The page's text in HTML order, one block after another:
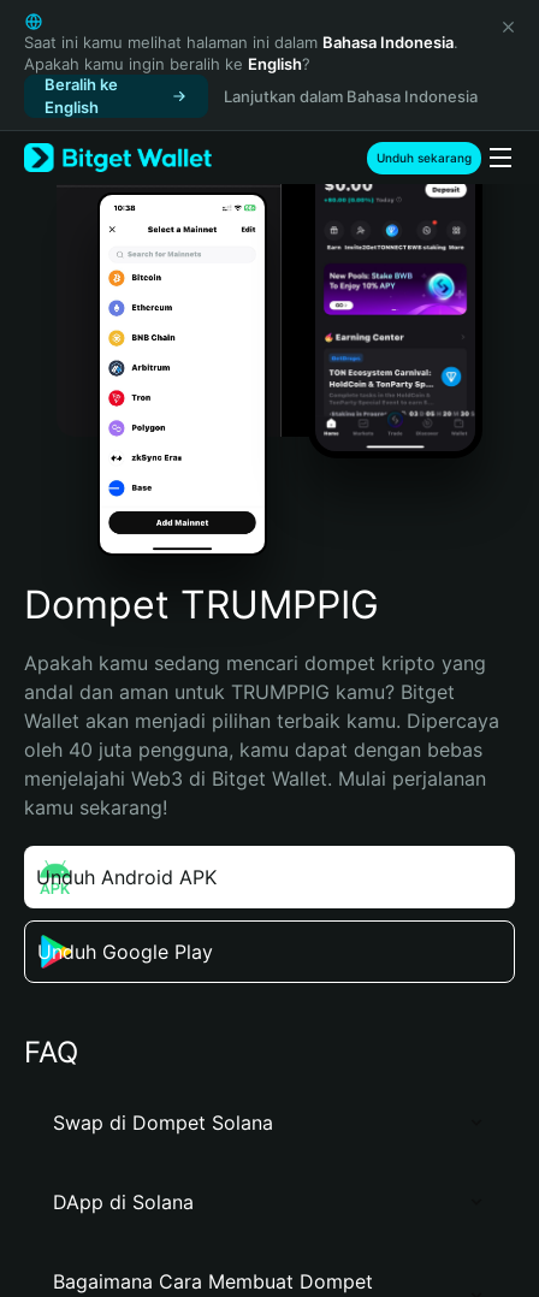
English
日本語
Tiếng Việt
Русский
Español (Latinoamérica)
Türkçe
Italiano
Português (Portugal)
Bahasa Indonesia
Português (Brasil)
Español (Argentina)
Saat ini kamu melihat halaman ini dalam Bahasa Indonesia.
Apakah kamu ingin beralih ke English?
Beralih ke
English
Lanjutkan dalam Bahasa Indonesia
Unduh sekarang
Dompet TRUMPPIG
Apakah kamu sedang mencari dompet kripto yang
andal dan aman untuk TRUMPPIG kamu? Bitget
Wallet akan menjadi pilihan terbaik kamu. Dipercaya
oleh 40 juta pengguna, kamu dapat dengan bebas
menjelajahi Web3 di Bitget Wallet. Mulai perjalanan
kamu sekarang!
Unduh Android APK
Unduh Google Play
FAQ
Swap di Dompet Solana
DApp di Solana
Bagaimana Cara Membuat Dompet